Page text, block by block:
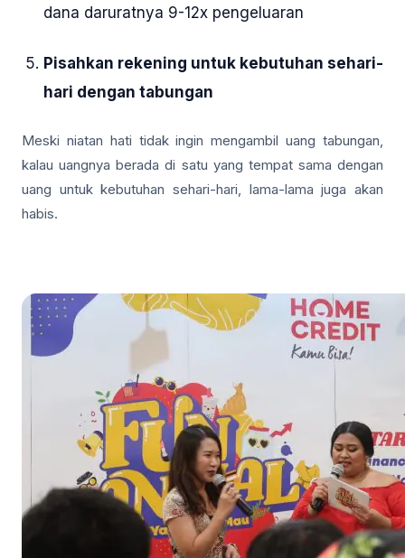
dana daruratnya 9-12x pengeluaran
Pisahkan rekening untuk kebutuhan sehari-
hari dengan tabungan
Meski niatan hati tidak ingin mengambil uang tabungan,
kalau uangnya berada di satu yang tempat sama dengan
uang untuk kebutuhan sehari-hari, lama-lama juga akan
habis.